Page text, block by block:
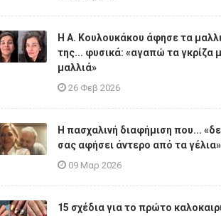
Η A. Κουλουκάκου άφησε τα
της... φυσικά: «αγαπώ τα γκρίζα
μαλλιά»
26 Φεβ 2026
Η πασχαλινή διαφήμιση που...
σας αφήσει άντερο από τα
09 Μαρ 2026
15 σχέδια για το πρώτο